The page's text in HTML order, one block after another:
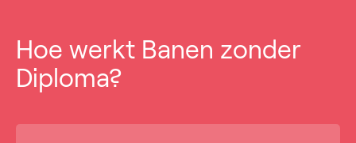
Hoe werkt Banen zonder
Diploma?